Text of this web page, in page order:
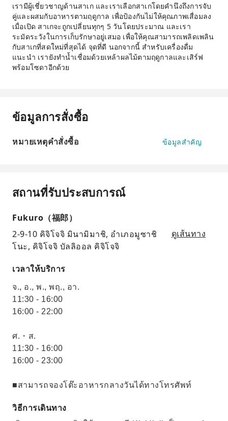
เรามีผู้เชี่ยวชาญด้านสาเก และเราเลือกสาเกโดยคำนึงถึงการจับ
คู่และผสมกับอาหารตามฤดูกาล เพื่อป้องกันไม่ให้คุณภาพเสื่อมลง
เมื่อเปิด สาเกจะถูกเปลี่ยนทุกๆ 5 วันโดยประมาณ และเรา
ระมัดระวังในการเก็บรักษาอยู่เสมอ เพื่อให้คุณสามารถเพลิดเพลิน
กับสาเกที่สดใหม่ที่สุดได้ จุดที่ดี นอกจากนี้ สำหรับเครื่องดื่ม
แนะนำ เรายังทำน้ำเชื่อมด้วยเหล้าผลไม้ตามฤดูกาลและเสิร์ฟ
พร้อมโซดาอีกด้วย
ข้อมูลการสั่งซื้อ
หมายเหตุคำสั่งซื้อ ข้อมูลสำคัญ
สถานที่รับประสบการณ์
Fukuro（福郎）
2-9-10 คิจิโจจิ มินามิมาชิ, อำเภอมูซาชิ
โนะ, คิจิโจจิ บัลลิออล คิจิโจจิ
ดูเส้นทาง
เวลาให้บริการ
จ., อ., พ., พฤ., อา.
11:30 - 16:00
16:00 - 22:00
ศ.・ส.
11:30 - 16:00
16:00 - 23:00
■สามารถจองโต๊ะอาหารกลางวันได้ทางโทรศัพท์
วิธีการเดินทาง